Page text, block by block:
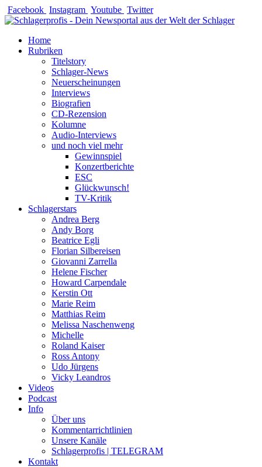
Zum
Inhalt
Facebook Instagram Youtube Twitter
Home
Rubriken
Titelstory
Schlager-News
Neuerscheinungen
Interviews
Biografien
CD-Rezension
Kolumne
Audio-Interviews
und noch viel mehr
Gewinnspiel
Konzertberichte
ESC
Glückwunsch!
TV-Kritik
Schlagerstars
Andrea Berg
Andy Borg
Beatrice Egli
Florian Silbereisen
Giovanni Zarrella
Helene Fischer
Howard Carpendale
Kerstin Ott
Marie Reim
Matthias Reim
Melissa Naschenweng
Michelle
Roland Kaiser
Ross Antony
Udo Jürgens
Vicky Leandros
Videos
Podcast
Info
Über uns
Kommentarrichtlinien
Unsere Kanäle
Schlagerprofis | TELEGRAM
Kontakt